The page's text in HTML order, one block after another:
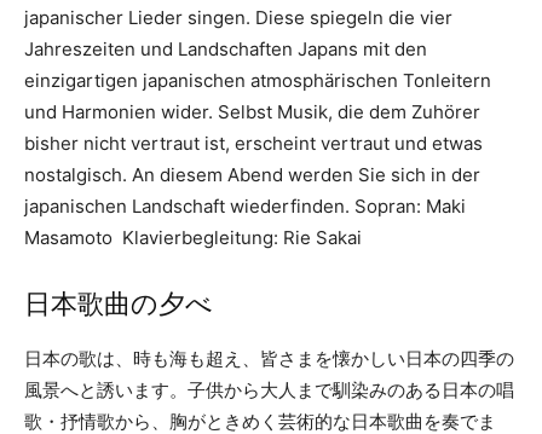
japanischer Lieder singen. Diese spiegeln die vier
Jahreszeiten und Landschaften Japans mit den
einzigartigen japanischen atmosphärischen Tonleitern
und Harmonien wider. Selbst Musik, die dem Zuhörer
bisher nicht vertraut ist, erscheint vertraut und etwas
nostalgisch. An diesem Abend werden Sie sich in der
japanischen Landschaft wiederfinden. Sopran: Maki
Masamoto Klavierbegleitung: Rie Sakai
日本歌曲の夕べ
日本の歌は、時も海も超え、皆さまを懐かしい日本の四季の
風景へと誘います。子供から大人まで馴染みのある日本の唱
歌・抒情歌から、胸がときめく芸術的な日本歌曲を奏でま